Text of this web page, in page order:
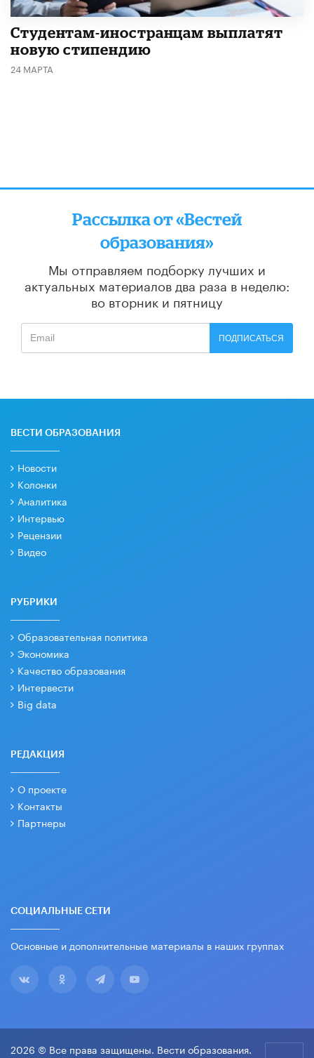
Студентам-иностранцам выплатят
новую стипендию
24 МАРТА
Рассылка от «Вестей
образования»
Мы отправляем подборку лучших и
актуальных материалов два раза в неделю:
во вторник и пятницу
ПОДПИСАТЬСЯ
ВЕСТИ ОБРАЗОВАНИЯ
Новости
Колонки
Аналитика
Интервью
Рецензии
Видео
РУБРИКИ
Образовательная политика
Экономика
Качество образования
Интервести
Big data
РЕДАКЦИЯ
О проекте
Контакты
Партнеры
СОЦИАЛЬНЫЕ СЕТИ
Основные и дополнительные материалы в наших группах
2026 © Все права защищены. Вести образования.